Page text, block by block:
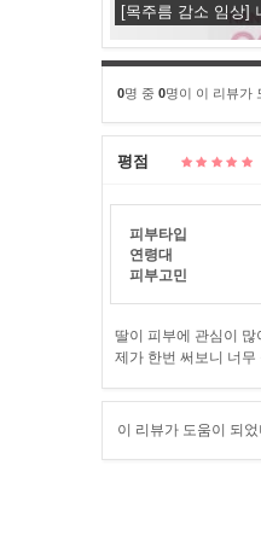
[목주름 감소 임상]
0명 중 0명이 이 리뷰가
평점
피부타입
연령대
피부고민
딸이 피부에 관심이
제가 한번 써보니 너무
이 리뷰가 도움이 되